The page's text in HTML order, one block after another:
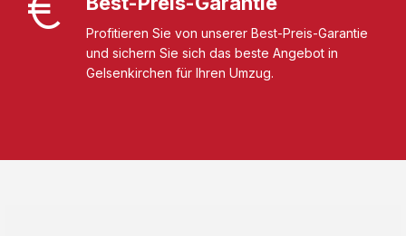
Profitieren Sie von unserer Best-Preis-Garantie
und sichern Sie sich das beste Angebot in
Gelsenkirchen für Ihren Umzug.